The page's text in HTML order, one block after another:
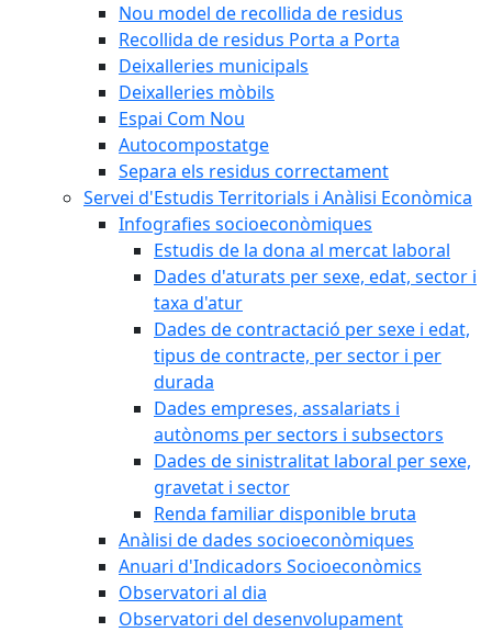
Nou model de recollida de residus
Recollida de residus Porta a Porta
Deixalleries municipals
Deixalleries mòbils
Espai Com Nou
Autocompostatge
Separa els residus correctament
Servei d'Estudis Territorials i Anàlisi Econòmica
Infografies socioeconòmiques
Estudis de la dona al mercat laboral
Dades d'aturats per sexe, edat, sector i
taxa d'atur
Dades de contractació per sexe i edat,
tipus de contracte, per sector i per
durada
Dades empreses, assalariats i
autònoms per sectors i subsectors
Dades de sinistralitat laboral per sexe,
gravetat i sector
Renda familiar disponible bruta
Anàlisi de dades socioeconòmiques
Anuari d'Indicadors Socioeconòmics
Observatori al dia
Observatori del desenvolupament